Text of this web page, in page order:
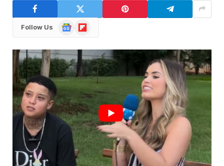
Follow Us
GoogleFlipboard